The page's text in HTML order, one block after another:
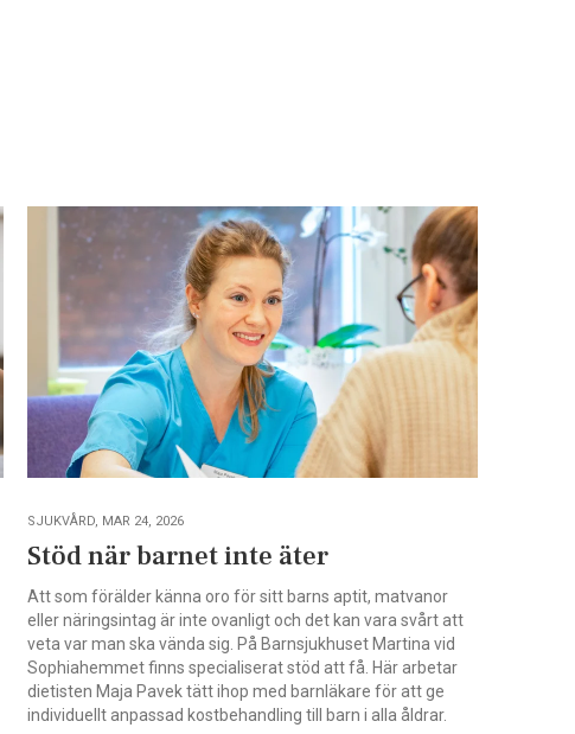
SJUKVÅRD, MAR 24, 2026
Stöd när barnet inte äter
Att som förälder känna oro för sitt barns aptit, matvanor
eller näringsintag är inte ovanligt och det kan vara svårt att
veta var man ska vända sig. På Barnsjukhuset Martina vid
Sophiahemmet finns specialiserat stöd att få. Här arbetar
dietisten Maja Pavek tätt ihop med barnläkare för att ge
individuellt anpassad kostbehandling till barn i alla åldrar.